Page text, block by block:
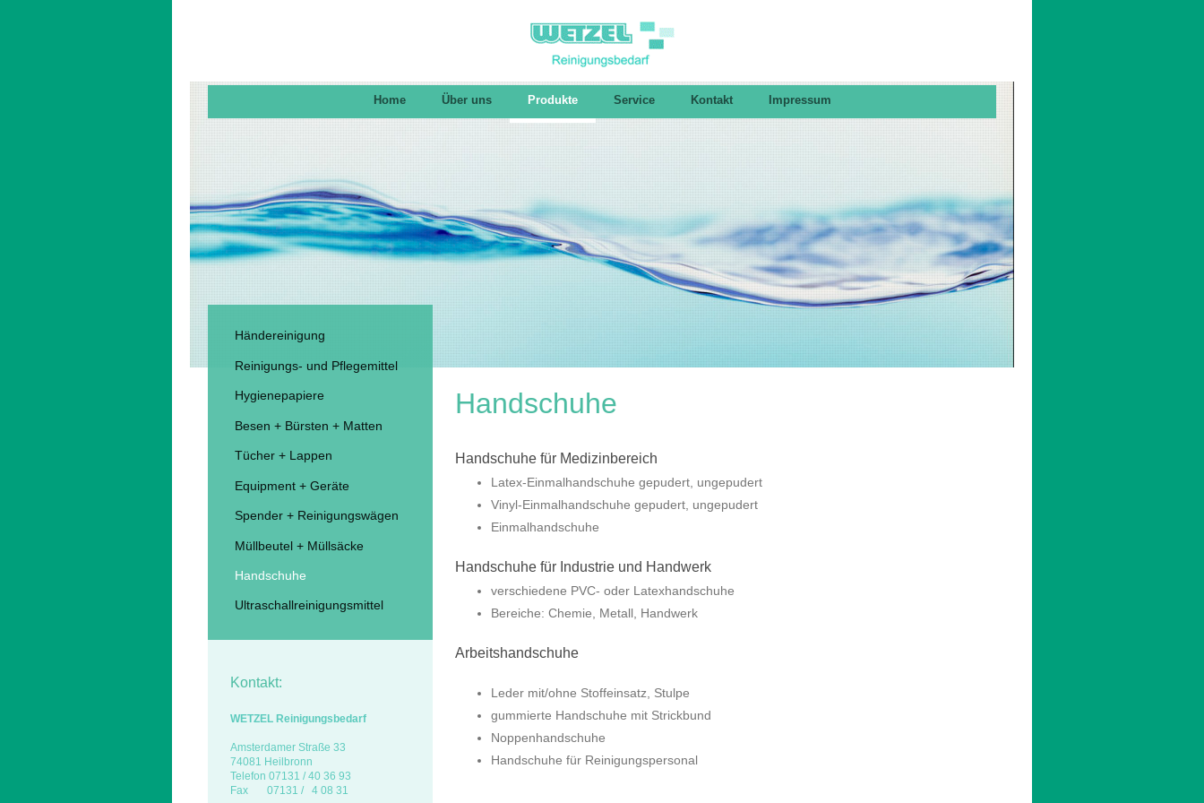
Home Über uns Produkte Service Kontakt Impressum
Handschuhe
Handschuhe für Medizinbereich
Latex-Einmalhandschuhe gepudert, ungepudert
Vinyl-Einmalhandschuhe gepudert, ungepudert
Einmalhandschuhe
Handschuhe für Industrie und Handwerk
verschiedene PVC- oder Latexhandschuhe
Bereiche: Chemie, Metall, Handwerk
Arbeitshandschuhe
Leder mit/ohne Stoffeinsatz, Stulpe
gummierte Handschuhe mit Strickbund
Noppenhandschuhe
Handschuhe für Reinigungspersonal
Händereinigung
Reinigungs- und Pflegemittel
Hygienepapiere
Besen + Bürsten + Matten
Tücher + Lappen
Equipment + Geräte
Spender + Reinigungswägen
Müllbeutel + Müllsäcke
Handschuhe
Ultraschallreinigungsmittel
Kontakt:
WETZEL Reinigungsbedarf
Amsterdamer Straße 33
74081 Heilbronn
Telefon 07131 / 40 36 93
Fax
07131 / 4 08 31